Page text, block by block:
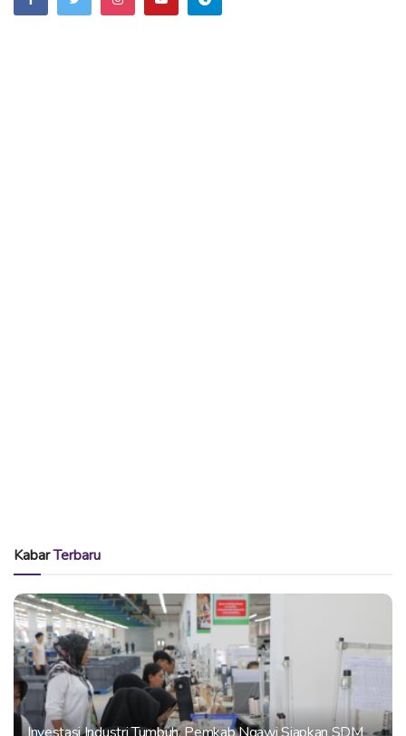
KabarTerbaru